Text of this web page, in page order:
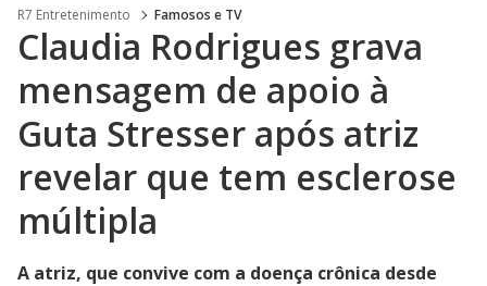
R7 Entretenimento Famosos e TV
Claudia Rodrigues grava
mensagem de apoio à
Guta Stresser após atriz
revelar que tem esclerose
múltipla
A atriz, que convive com a doença crônica desde